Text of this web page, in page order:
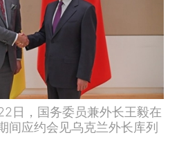
日，国务委员兼外长王毅在
间应约会见乌克兰外长库列